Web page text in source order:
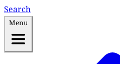
Search
Menu